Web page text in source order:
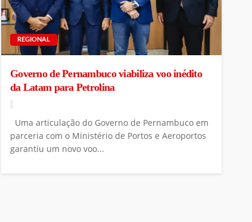
REGIONAL
Governo de Pernambuco viabiliza voo inédito
da Latam para Petrolina
Uma articulação do Governo de Pernambuco em
parceria com o Ministério de Portos e Aeroportos
garantiu um novo voo...